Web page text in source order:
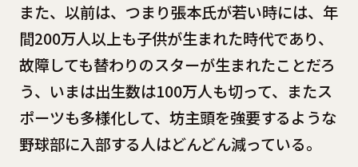
また、以前は、つまり張本氏が若い時には、年
間200万人以上も子供が生まれた時代であり、
故障しても替わりのスターが生まれたことだろ
う、いまは出生数は100万人も切って、またス
ポーツも多様化して、坊主頭を強要するような
野球部に入部する人はどんどん減っている。